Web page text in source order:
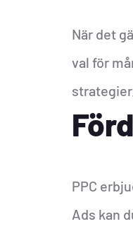
När det
val för
strategier.
PPC
Ads kan